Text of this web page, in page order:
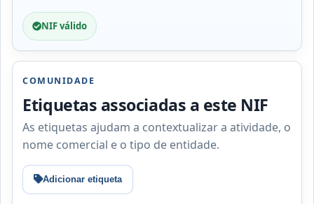
NIF válido
COMUNIDADE
Etiquetas associadas a este NIF
As etiquetas ajudam a contextualizar a atividade, o
nome comercial e o tipo de entidade.
Adicionar etiqueta